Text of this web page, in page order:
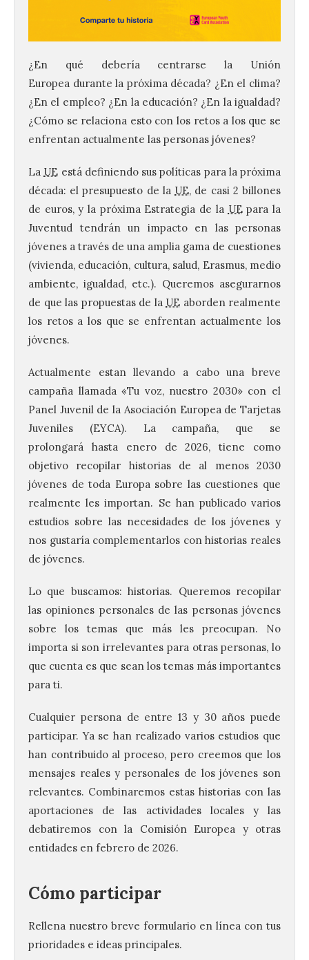
¿En qué debería centrarse la Unión
Europea durante la próxima década? ¿En el clima?
¿En el empleo? ¿En la educación? ¿En la igualdad?
¿Cómo se relaciona esto con los retos a los que se
enfrentan actualmente las personas jóvenes?
La UE está definiendo sus políticas para la próxima
década: el presupuesto de la UE, de casi 2 billones
de euros, y la próxima Estrategia de la UEpara la
Juventud tendrán un impacto en las personas
jóvenes a través de una amplia gama de cuestiones
(vivienda, educación, cultura, salud, Erasmus, medio
ambiente, igualdad, etc.). Queremos asegurarnos
de que las propuestas de la UE aborden realmente
los retos a los que se enfrentan actualmente los
jóvenes.
Actualmente estan llevando a cabo una breve
campaña llamada «Tu voz, nuestro 2030» con el
Panel Juvenil de la Asociación Europea de Tarjetas
Juveniles (EYCA). La campaña, que se
prolongará hasta enero de 2026, tiene como
objetivo recopilar historias de al menos 2030
jóvenes de toda Europa sobre las cuestiones que
realmente les importan. Se han publicado varios
estudios sobre las necesidades de los jóvenes y
nos gustaría complementarlos con historias reales
de jóvenes.
Lo que buscamos: historias. Queremos recopilar
las opiniones personales de las personas jóvenes
sobre los temas que más les preocupan. No
importa si son irrelevantes para otras personas, lo
que cuenta es que sean los temas más importantes
para ti.
Cualquier persona de entre 13 y 30 años puede
participar. Ya se han realizado varios estudios que
han contribuido al proceso, pero creemos que los
mensajes reales y personales de los jóvenes son
relevantes. Combinaremos estas historias con las
aportaciones de las actividades locales y las
debatiremos con la Comisión Europea y otras
entidades en febrero de 2026.
Cómo participar
Rellena nuestro breve formulario en línea con tus
prioridades e ideas principales.